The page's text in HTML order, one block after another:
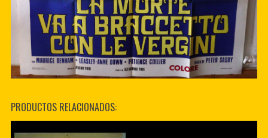
PRODUCTOS RELACIONADOS: